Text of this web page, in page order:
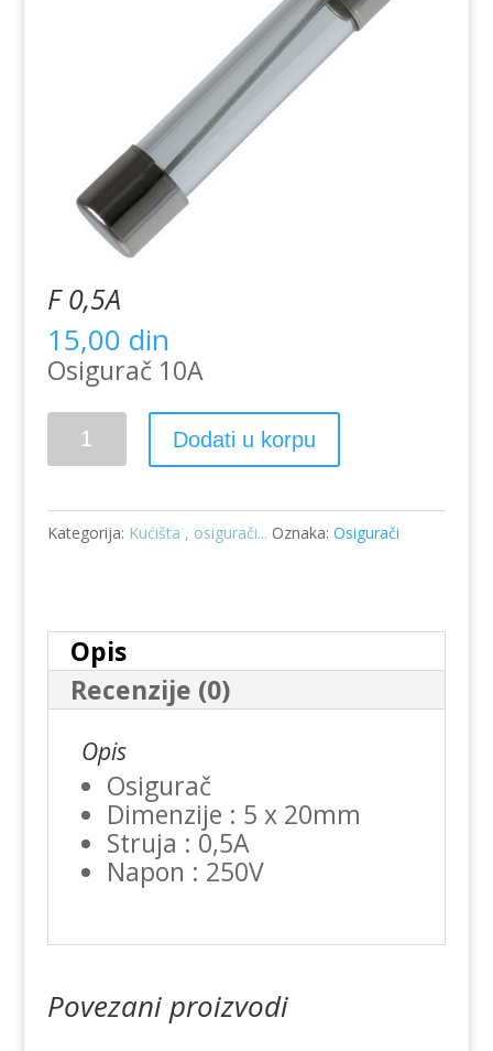
F 0,5A
15,00 din
Osigurač 10A
F
0,5A
Dodati u korpu
Kategorija: Kućišta , osigurači... Oznaka: Osigurači
Opis
Recenzije (0)
Opis
Osigurač
Dimenzije : 5 x 20mm
Struja : 0,5A
Napon : 250V
Povezani proizvodi